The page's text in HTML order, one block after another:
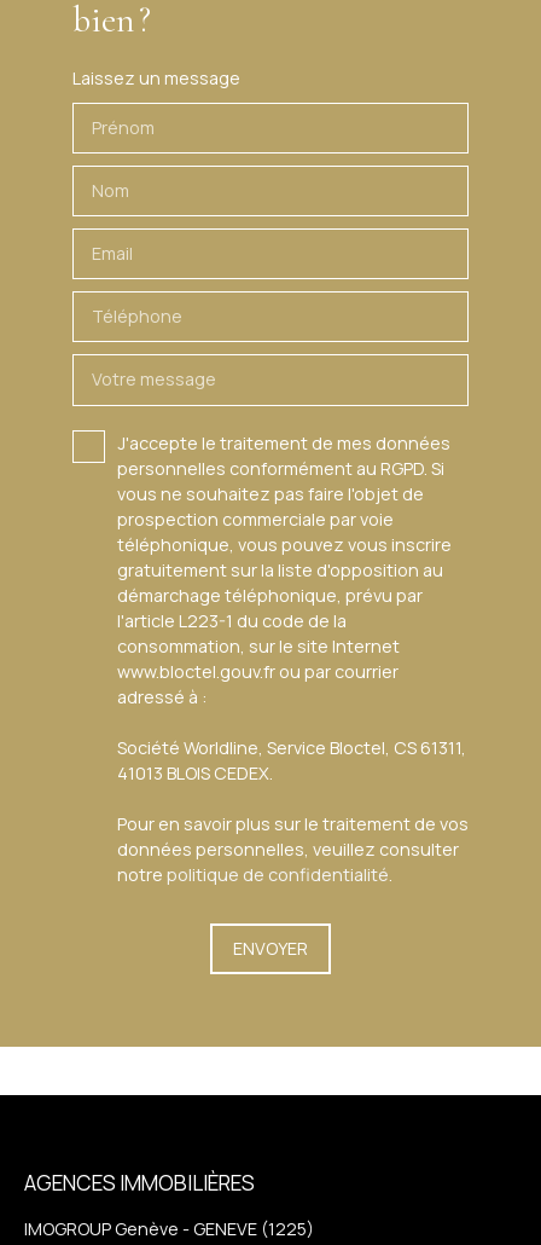
et stationnement collectif. Copropriété de 146 lots - dont 51
bien ?
Laissez un message
Prénom
Nom
Email
Téléphone
Votre message
J'accepte le traitement de mes données
personnelles conformément au RGPD. Si
vous ne souhaitez pas faire l'objet de
prospection commerciale par voie
téléphonique, vous pouvez vous inscrire
gratuitement sur la liste d'opposition au
démarchage téléphonique, prévu par
l'article L223-1 du code de la
consommation, sur le site Internet
www.bloctel.gouv.fr ou par courrier
adressé à :
Société Worldline, Service Bloctel, CS 61311,
41013 BLOIS CEDEX.
Pour en savoir plus sur le traitement de vos
données personnelles, veuillez consulter
notre politique de confidentialité
ENVOYER
AGENCES IMMOBILIÈRES
IMOGROUP Genève - GENEVE (1225)